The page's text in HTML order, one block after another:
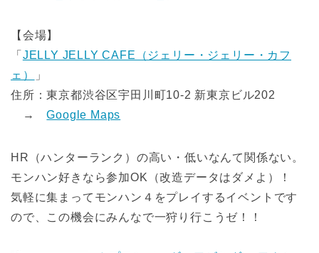
【会場】
「 JELLY JELLY CAFE（ジェリー・ジェリー・カフ
ェ）
」
住所：東京都渋谷区宇田川町10-2 新東京ビル202
→Google Maps
HR（ハンターランク）の高い・低いなんて関係ない。
モンハン好きなら参加OK（改造データはダメよ）！
気軽に集まってモンハン４をプレイするイベントです
ので、この機会にみんなで一狩り行こうゼ！！